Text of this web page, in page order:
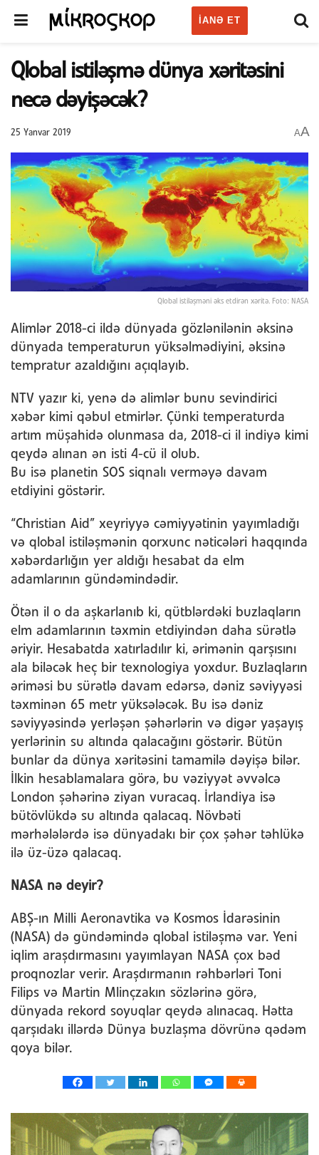
IANƏ ET
Qlobal istiləşmə dünya xəritəsini
necə dəyişəcək?
25 Yanvar 2019 AA
Qlobal istiləşməni əks etdirən xəritə. Foto: NASA
Alimlər 2018-ci ildə dünyada gözlənilənin əksinə
dünyada temperaturun yüksəlmədiyini, əksinə
tempratur azaldığını açıqlayıb.
NTV yazır ki, yenə də alimlər bunu sevindirici
xəbər kimi qəbul etmirlər. Çünki temperaturda
artım müşahidə olunmasa da, 2018-ci il indiyə kimi
qeydə alınan ən isti 4-cü il olub.
Bu isə planetin SOS siqnalı verməyə davam
etdiyini göstərir.
“Christian Aid” xeyriyyə cəmiyyətinin yayımladığı
və qlobal istiləşmənin qorxunc nəticələri haqqında
xəbərdarlığın yer aldığı hesabat da elm
adamlarının gündəmindədir.
Ötən il o da aşkarlanıb ki, qütblərdəki buzlaqların
elm adamlarının təxmin etdiyindən daha sürətlə
əriyir. Hesabatda xatırladılır ki, ərimənin qarşısını
ala biləcək heç bir texnologiya yoxdur. Buzlaqların
əriməsi bu sürətlə davam edərsə, dəniz səviyyəsi
təxminən 65 metr yüksələcək. Bu isə dəniz
səviyyəsində yerləşən şəhərlərin və digər yaşayış
yerlərinin su altında qalacağını göstərir. Bütün
bunlar da dünya xəritəsini tamamilə dəyişə bilər.
İlkin hesablamalara görə, bu vəziyyət əvvəlcə
London şəhərinə ziyan vuracaq. İrlandiya isə
bütövlükdə su altında qalacaq. Növbəti
mərhələlərdə isə dünyadakı bir çox şəhər təhlükə
ilə üz-üzə qalacaq.
NASA nə deyir?
ABŞ-ın Milli Aeronavtika və Kosmos İdarəsinin
(NASA) də gündəmində qlobal istiləşmə var. Yeni
iqlim araşdırmasını yayımlayan NASA çox bəd
proqnozlar verir. Araşdırmanın rəhbərləri Toni
Filips və Martin Mlinçzakın sözlərinə görə,
dünyada rekord soyuqlar qeydə alınacaq. Hətta
qarşıdakı illərdə Dünya buzlaşma dövrünə qədəm
qoya bilər.